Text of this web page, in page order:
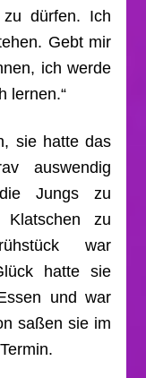
dürfen. Ich
Gebt mir
ich werde
lernen.“
sie hatte das
auswendig
Jungs zu
zu
war
hatte sie
und war
saßen sie im